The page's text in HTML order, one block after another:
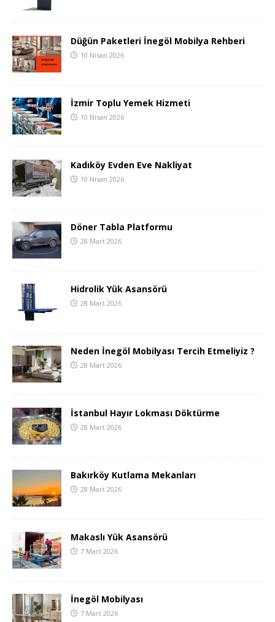
Düğün Paketleri İnegöl Mobilya Rehberi
10 Nisan 2026
İzmir Toplu Yemek Hizmeti
10 Nisan 2026
Kadıköy Evden Eve Nakliyat
10 Nisan 2026
Döner Tabla Platformu
28 Mart 2026
Hidrolik Yük Asansörü
28 Mart 2026
Neden İnegöl Mobilyası Tercih Etmeliyiz ?
28 Mart 2026
İstanbul Hayır Lokması Döktürme
28 Mart 2026
Bakırköy Kutlama Mekanları
28 Mart 2026
Makaslı Yük Asansörü
7 Mart 2026
İnegöl Mobilyası
7 Mart 2026